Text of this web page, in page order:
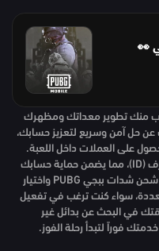
👀
منك تطوير معداتك ومظهرك
عن حل آمن وسريع لتعزيز حسابك،
على العملات داخل اللعبة.
يعتمد الموقع على الشحن الرسمي عبر المعرف (ID)، مما يضمن حماية حسابك
ووصول الرصيد فور إتمام الدفع. يمكنك الآن شحن شدات ببجي PUBG واختيار
سواء كنت ترغب في تفعيل
في البحث عن بدائل غير
فوراً لتبدأ رحلة الفوز.